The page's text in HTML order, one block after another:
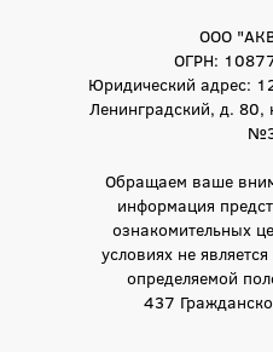
ООО
ОГРН:
Юридический адрес:
Ленинградский, д. 80,
Обращаем ваше
информация
ознакомительных
условиях не
определяемой
437